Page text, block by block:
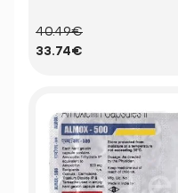
40.49€
33.74€